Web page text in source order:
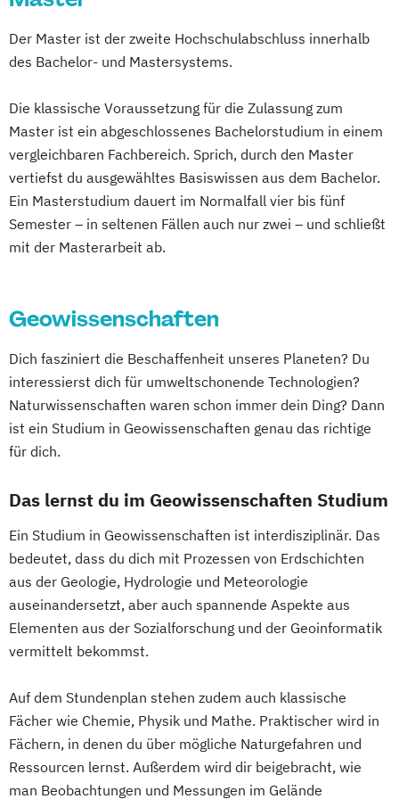
Responsible Consumption and Production
Rohstoffgewinnung und Tunnelbau
Rohstoffverarbeitung
Safety and Disaster Management
Sustainable Materials
Sustainable Mineral and Metal Processing
Umwelt- und Klimaschutztechnik
Elektrotechnik-Wirtschaft Geodäsie
Geomatics Science Geosciences
Geowissenschaften Informatik
Informatik (Lehramt)
Information and Computer Engineering
Maschinenbau
Mathematik
Molekularbiologie
Molekulare Mikrobiologie
Engineering (NATM)
Pflanzenwissenschaften Physik
Softwareentwicklung-Wirtschaft
Traffic Accident Research
Umweltsystemwissenschaften /
Naturwissenschaften-Technologie
Verfahrenstechnik
Wasserkraft
Wirtschaftsingenieurwesen-Bauwesen
Biologie und Umweltkunde (Lehramt)
Biotechnology
Burgendlandkroatisch/Kroatisch (Lehramt)
Chemical and Pharmaceutical Engineering
Chemie Chemie (Lehramt)
Cultural Sociology
Darstellende Geometrie (Lehramt)
der Frühen Neuzeit
Dolmetschen
Economics
Englisch (Lehramt)
English and American Studies
Erwachsenen- und Weiterbildung
Geisteswissenschaftliches Doktorat an der
URBI Fakultät
Gender Studies Geographie
Geographie und Wirtschaftskunde
Geosciences Geospatial Technologies
Geowissenschaften Germanistik
Geschichte
Geschichte des südöstlichen Europa
Der Master ist der zweite Hochschulabschluss innerhalb
des Bachelor- und Mastersystems.
Die klassische Voraussetzung für die Zulassung zum
Master ist ein abgeschlossenes Bachelorstudium in einem
vergleichbaren Fachbereich. Sprich, durch den Master
vertiefst du ausgewähltes Basiswissen aus dem Bachelor.
Ein Masterstudium dauert im Normalfall vier bis fünf
Semester – in seltenen Fällen auch nur zwei – und schließt
mit der Masterarbeit ab.
Geowissenschaften
Dich fasziniert die Beschaffenheit unseres Planeten? Du
interessierst dich für umweltschonende Technologien?
Naturwissenschaften waren schon immer dein Ding? Dann
ist ein Studium in Geowissenschaften genau das richtige
für dich.
Das lernst du im Geowissenschaften Studium
Ein Studium in Geowissenschaften ist interdisziplinär. Das
bedeutet, dass du dich mit Prozessen von Erdschichten
aus der Geologie, Hydrologie und Meteorologie
auseinandersetzt, aber auch spannende Aspekte aus
Elementen aus der Sozialforschung und der Geoinformatik
vermittelt bekommst.
Auf dem Stundenplan stehen zudem auch klassische
Fächer wie Chemie, Physik und Mathe. Praktischer wird in
Fächern, in denen du über mögliche Naturgefahren und
Ressourcen lernst. Außerdem wird dir beigebracht, wie
man Beobachtungen und Messungen im Gelände